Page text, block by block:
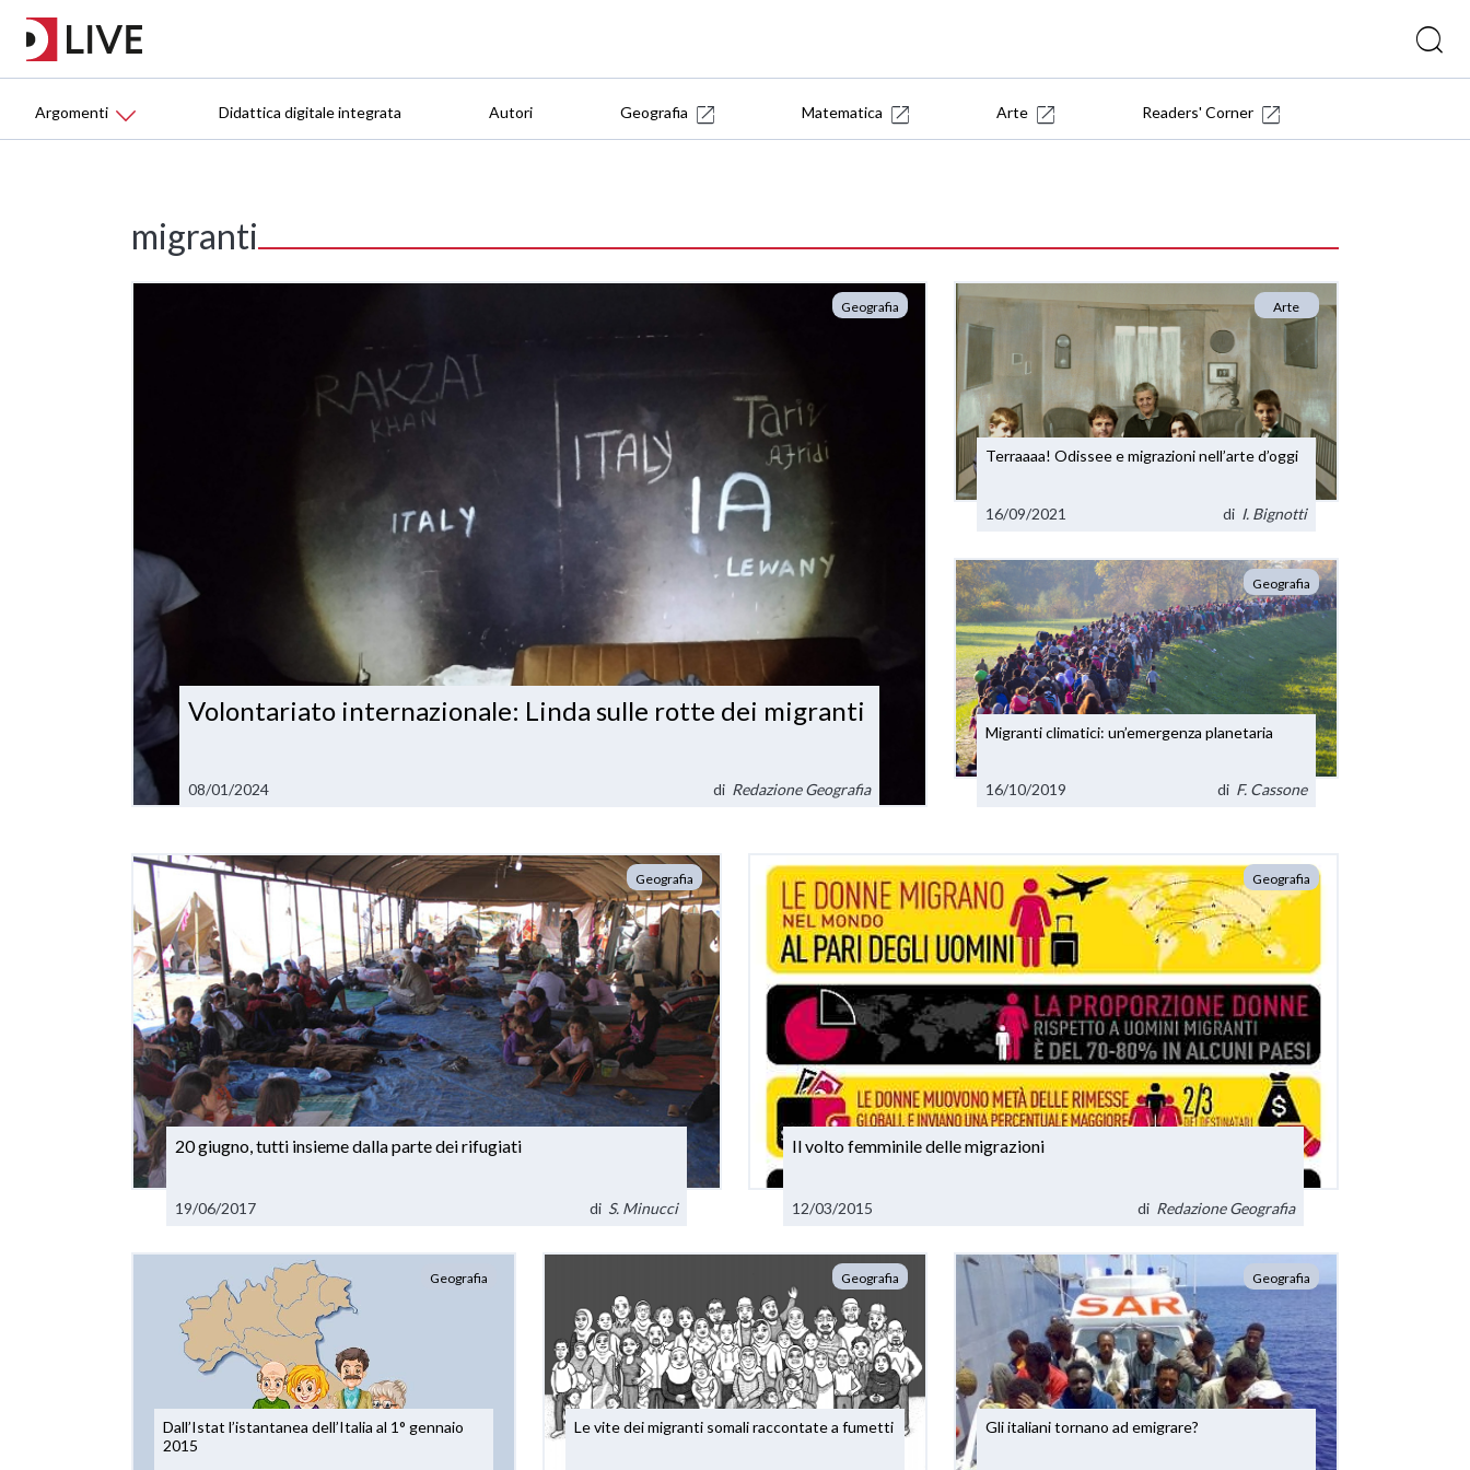
Argomenti Didattica digitale integrata Autori Geografia Matematica Arte Readers' Corner
migranti
Geografia
Volontariato internazionale: Linda sulle rotte dei migranti
08/01/2024 di Redazione Geografia
Arte
Terraaaa! Odissee e migrazioni nell’arte d’oggi
16/09/2021 di I. Bignotti
Geografia
Migranti climatici: un’emergenza planetaria
16/10/2019 di F. Cassone
Geografia
20 giugno, tutti insieme dalla parte dei rifugiati
19/06/2017 di S. Minucci
Geografia
Il volto femminile delle migrazioni
12/03/2015 di Redazione Geografia
Geografia
Dall’Istat l’istantanea dell’Italia al 1° gennaio
2015
Geografia
Le vite dei migranti somali raccontate a fumetti
Geografia
Gli italiani tornano ad emigrare?